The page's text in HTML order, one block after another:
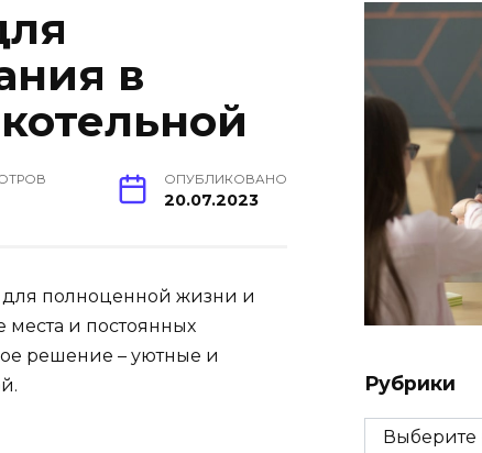
в
ОПУБЛИКОВАНО
20.07.2023
для полноценной жизни и
места и постоянных
решение – уютные и
Рубрики
Рубрики